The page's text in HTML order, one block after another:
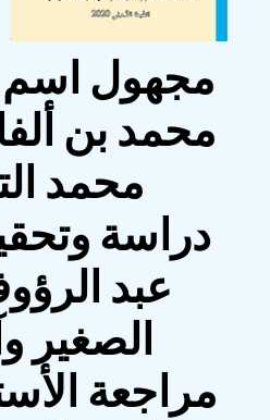
مجهول اسم
محمد بن
محمد
دراسة
عبد
الصغير
مراجعة